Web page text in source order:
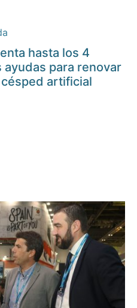
hasta los 4
para renovar
artificial